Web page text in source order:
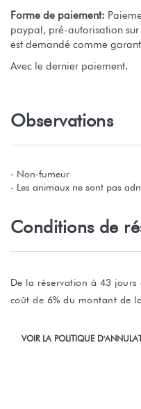
Forme de paiement:
paypal, pré-autorisation
est demandé comme
Avec le dernier paiement.
Observations
- Non-fumeur
- Les animaux ne sont pas
Conditions de
De la réservation à 43
coût de 6% du montant de
VOIR LA POLITIQUE